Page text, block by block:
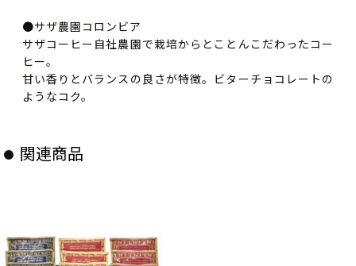
●サザ農園コロンビア
サザコーヒー自社農園で栽培からとことんこだわったコー
ヒー。
甘い香りとバランスの良さが特徴。ビターチョコレートの
ようなコク。
関連商品